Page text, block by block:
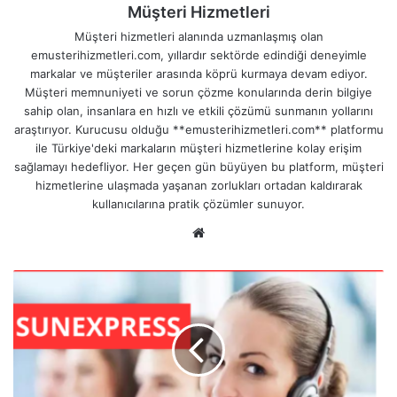
Müşteri Hizmetleri
Müşteri hizmetleri alanında uzmanlaşmış olan
emusterihizmetleri.com, yıllardır sektörde edindiği deneyimle
markalar ve müşteriler arasında köprü kurmaya devam ediyor.
Müşteri memnuniyeti ve sorun çözme konularında derin bilgiye
sahip olan, insanlara en hızlı ve etkili çözümü sunmanın yollarını
araştırıyor. Kurucusu olduğu **emusterihizmetleri.com** platformu
ile Türkiye'deki markaların müşteri hizmetlerine kolay erişim
sağlamayı hedefliyor. Her geçen gün büyüyen bu platform, müşteri
hizmetlerine ulaşmada yaşanan zorlukları ortadan kaldırarak
kullanıcılarına pratik çözümler sunuyor.
sit
esi
u
n
e
x